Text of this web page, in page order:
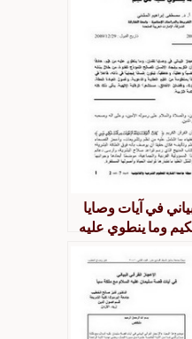
في آيات وصايا
وما ينطوي عليه